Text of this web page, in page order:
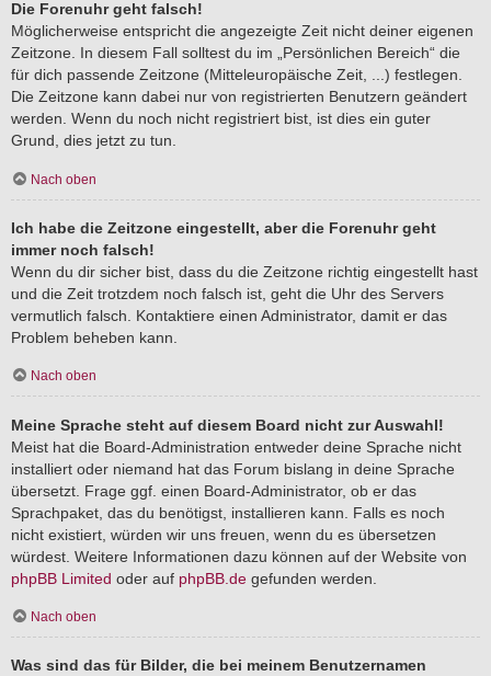
Die Forenuhr geht falsch!
Möglicherweise entspricht die angezeigte Zeit nicht deiner eigenen
Zeitzone. In diesem Fall solltest du im „Persönlichen Bereich“ die
für dich passende Zeitzone (Mitteleuropäische Zeit, ...) festlegen.
Die Zeitzone kann dabei nur von registrierten Benutzern geändert
werden. Wenn du noch nicht registriert bist, ist dies ein guter
Grund, dies jetzt zu tun.
Nach oben
Ich habe die Zeitzone eingestellt, aber die Forenuhr geht
immer noch falsch!
Wenn du dir sicher bist, dass du die Zeitzone richtig eingestellt hast
und die Zeit trotzdem noch falsch ist, geht die Uhr des Servers
vermutlich falsch. Kontaktiere einen Administrator, damit er das
Problem beheben kann.
Nach oben
Meine Sprache steht auf diesem Board nicht zur Auswahl!
Meist hat die Board-Administration entweder deine Sprache nicht
installiert oder niemand hat das Forum bislang in deine Sprache
übersetzt. Frage ggf. einen Board-Administrator, ob er das
Sprachpaket, das du benötigst, installieren kann. Falls es noch
nicht existiert, würden wir uns freuen, wenn du es übersetzen
würdest. Weitere Informationen dazu können auf der Website von
phpBB Limited oder auf phpBB.de gefunden werden.
Nach oben
Was sind das für Bilder, die bei meinem Benutzernamen